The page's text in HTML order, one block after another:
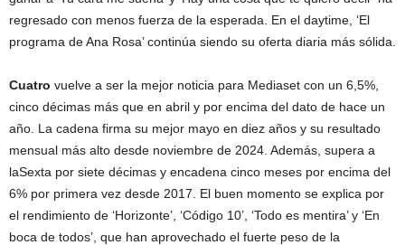
regresado con menos fuerza de la esperada. En el daytime, ‘El
programa de Ana Rosa’ continúa siendo su oferta diaria más sólida.
Cuatro vuelve a ser la mejor noticia para Mediaset con un 6,5%,
cinco décimas más que en abril y por encima del dato de hace un
año. La cadena firma su mejor mayo en diez años y su resultado
mensual más alto desde noviembre de 2024. Además, supera a
laSexta por siete décimas y encadena cinco meses por encima del
6% por primera vez desde 2017. El buen momento se explica por
el rendimiento de ‘Horizonte’, ‘Código 10’, ‘Todo es mentira’ y ‘En
boca de todos’, que han aprovechado el fuerte peso de la